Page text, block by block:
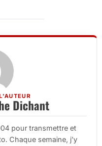
Dichant
pour transmettre et
Chaque semaine, j’y